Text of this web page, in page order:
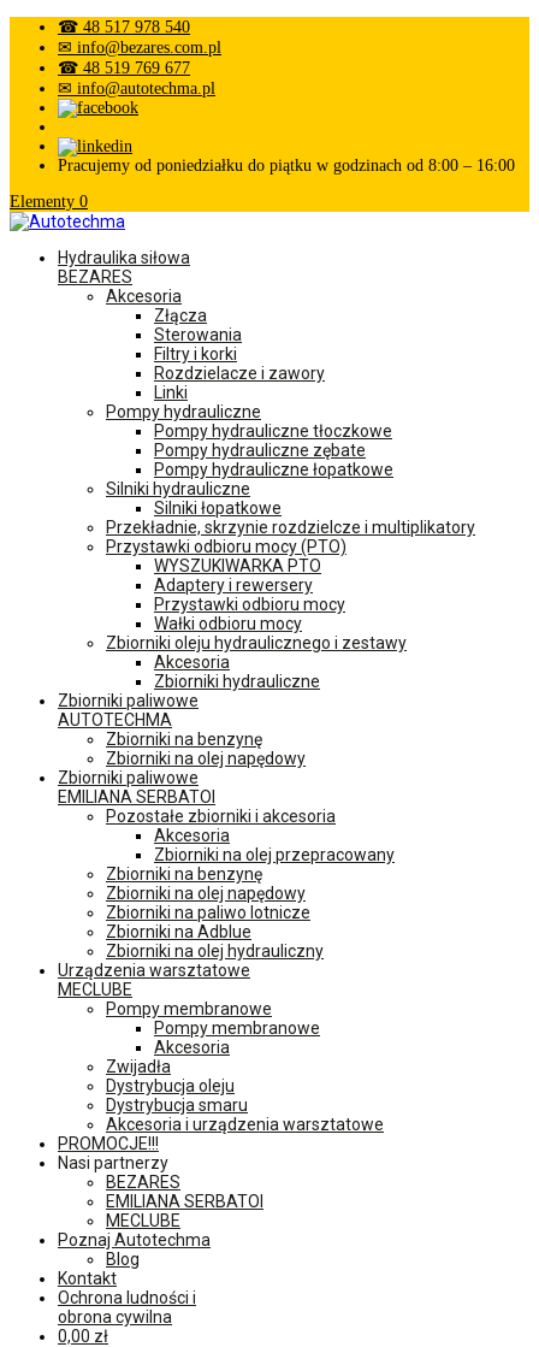
☎ 48 517 978 540
✉ info@bezares.com.pl
☎ 48 519 769 677
✉ info@autotechma.pl
Pracujemy od poniedziałku do piątku w godzinach od 8:00 – 16:00
Elementy 0
Hydraulika siłowa
BEZARES
Akcesoria
Złącza
Sterowania
Filtry i korki
Rozdzielacze i zawory
Linki
Pompy hydrauliczne
Pompy hydrauliczne tłoczkowe
Pompy hydrauliczne zębate
Pompy hydrauliczne łopatkowe
Silniki hydrauliczne
Silniki łopatkowe
Przekładnie, skrzynie rozdzielcze i multiplikatory
Przystawki odbioru mocy (PTO)
WYSZUKIWARKA PTO
Adaptery i rewersery
Przystawki odbioru mocy
Wałki odbioru mocy
Zbiorniki oleju hydraulicznego i zestawy
Akcesoria
Zbiorniki hydrauliczne
Zbiorniki paliwowe
AUTOTECHMA
Zbiorniki na benzynę
Zbiorniki na olej napędowy
Zbiorniki paliwowe
EMILIANA SERBATOI
Pozostałe zbiorniki i akcesoria
Akcesoria
Zbiorniki na olej przepracowany
Zbiorniki na benzynę
Zbiorniki na olej napędowy
Zbiorniki na paliwo lotnicze
Zbiorniki na Adblue
Zbiorniki na olej hydrauliczny
Urządzenia warsztatowe
MECLUBE
Pompy membranowe
Pompy membranowe
Akcesoria
Zwijadła
Dystrybucja oleju
Dystrybucja smaru
Akcesoria i urządzenia warsztatowe
PROMOCJE!!!
Nasi partnerzy
BEZARES
EMILIANA SERBATOI
MECLUBE
Poznaj Autotechma
Blog
Kontakt
Ochrona ludności i
obrona cywilna
0,00 zł